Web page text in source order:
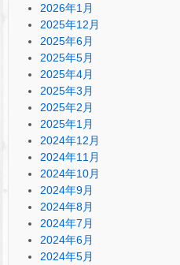
2026年1月
2025年12月
2025年6月
2025年5月
2025年4月
2025年3月
2025年2月
2025年1月
2024年12月
2024年11月
2024年10月
2024年9月
2024年8月
2024年7月
2024年6月
2024年5月